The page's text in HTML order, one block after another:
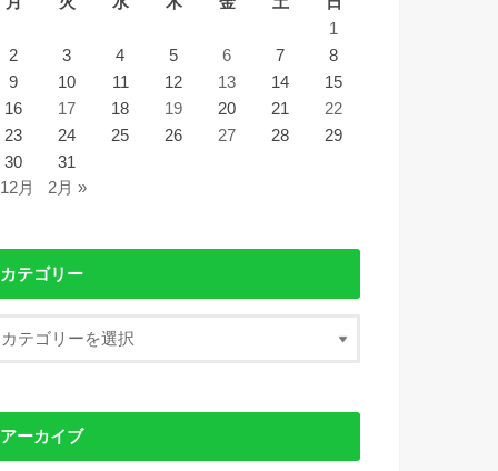
1
2
3 4 5 6 7
8
9
10 11 12 13 14
15
16
17 18 19 20 21
22
23
24 25 26 27 28
29
30
31
月
2月 »
カテゴリー
アーカイブ